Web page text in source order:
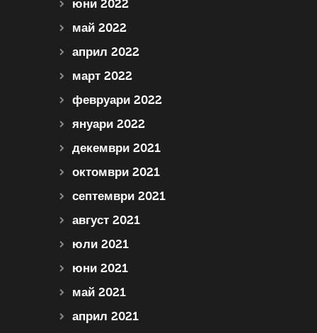
юни 2022
май 2022
април 2022
март 2022
февруари 2022
януари 2022
декември 2021
октомври 2021
септември 2021
август 2021
юли 2021
юни 2021
май 2021
април 2021